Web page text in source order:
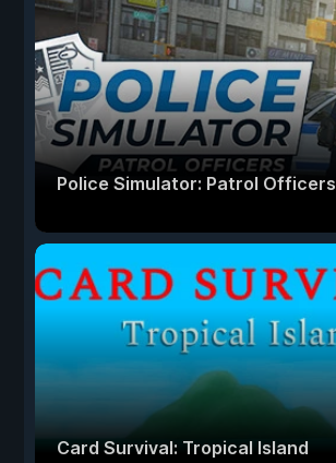
Police Simulator: Patrol Officers
Card Survival: Tropical Island